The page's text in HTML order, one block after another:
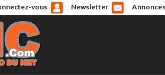
vous Newsletter